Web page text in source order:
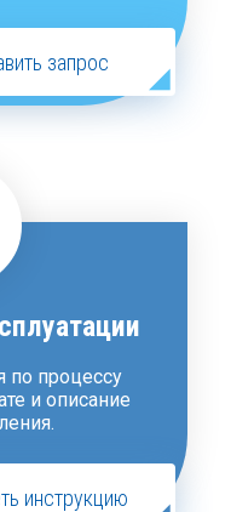
запрос
по процессу
и описание
инструкцию